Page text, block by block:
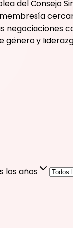
del Consejo
género y
los años